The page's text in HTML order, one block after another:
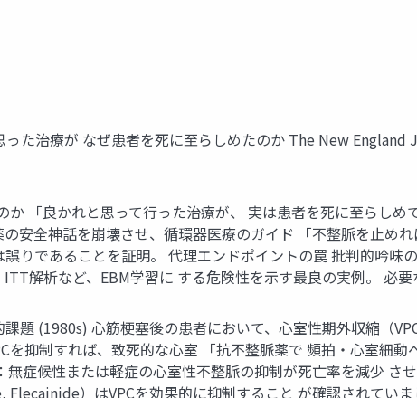
った治療が なぜ患者を死に至らしめたのか The New
か 「良かれと思って行った治療が、 実は患者を死に至らし
安全神話を崩壊させ、循環器医療のガイド 「不整脈を止め
りであることを証明。 代理エンドポイントの罠 批判的吟味
解析など、EBM学習に する危険性を示す最良の実例。 必
題 (1980s) 心筋梗塞後の患者において、心室性期外収縮（
を抑制すれば、致死的な心室 「抗不整脈薬で 頻拍・心室細
無症候性または軽症の心室性不整脈の抑制が死亡率を減少
）はVPCを効果的に抑制すること が確認されていま